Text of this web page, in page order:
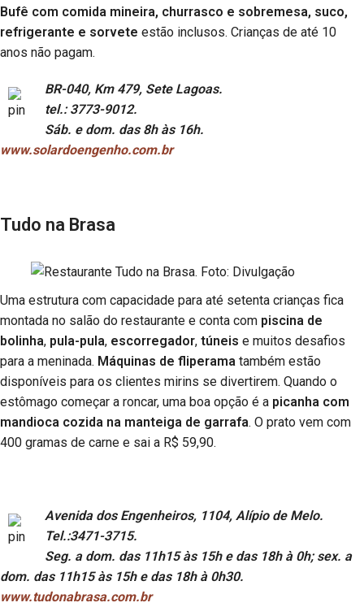
Bufê com comida mineira, churrasco e sobremesa, suco,
refrigerante e sorvete estão inclusos. Crianças de até 10
anos não pagam.
BR-040, Km 479, Sete Lagoas.
tel.: 3773-9012.
Sáb. e dom. das 8h às 16h.
www.solardoengenho.com.br
Tudo na Brasa
Uma estrutura com capacidade para até setenta crianças fica
montada no salão do restaurante e conta com piscina de
bolinha, pula-pula, escorregador, túneis e muitos desafios
para a meninada. Máquinas de fliperama também estão
disponíveis para os clientes mirins se divertirem. Quando o
estômago começar a roncar, uma boa opção é a picanha com
mandioca cozida na manteiga de garrafa. O prato vem com
400 gramas de carne e sai a R$ 59,90.
Avenida dos Engenheiros, 1104, Alípio de Melo.
Tel.:3471-3715.
Seg. a dom. das 11h15 às 15h e das 18h à 0h; sex. a
dom. das 11h15 às 15h e das 18h à 0h30.
www.tudonabrasa.com.br